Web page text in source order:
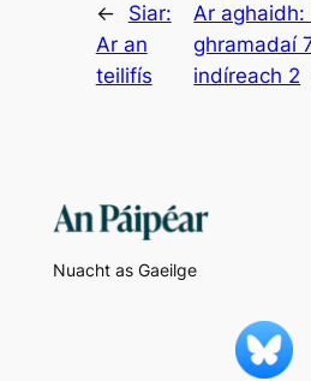
←
Siar:
Ar an
teilifís
Ar aghaidh:
ghramadaí
indíreach 2
Nuacht as Gaeilge